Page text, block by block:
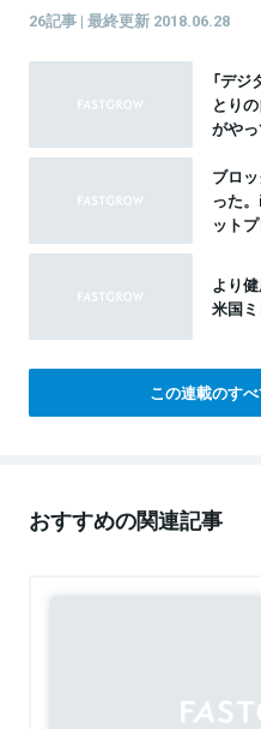
26記事 | 最終更新 2018.06.28
「デ
とり
がや
ブロ
った
ット
より
米国
この連載のす
おすすめの関連記事